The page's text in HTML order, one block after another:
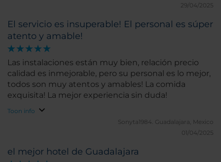
29/04/2025
El servicio es insuperable! El personal es súper
atento y amable!
Las instalaciones están muy bien, relación precio
calidad es inmejorable, pero su personal es lo mejor,
todos son muy atentos y amables! La comida
exquisita! La mejor experiencia sin duda!
Toon info
Sonyta1984. Guadalajara, Mexico
01/04/2025
el mejor hotel de Guadalajara